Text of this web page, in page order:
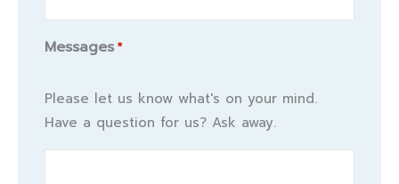
Messages *
Please let us know what's on your mind.
Have a question for us? Ask away.